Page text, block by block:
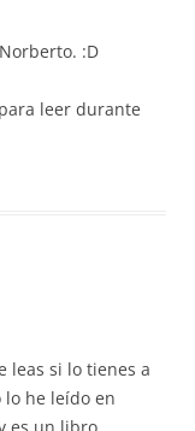
:D
leer durante
leas si lo tienes a
lo he leído en